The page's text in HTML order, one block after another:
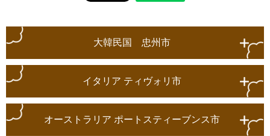
大韓民国 忠州市
イタリア ティヴォリ市
オーストラリア ポートスティーブンス市